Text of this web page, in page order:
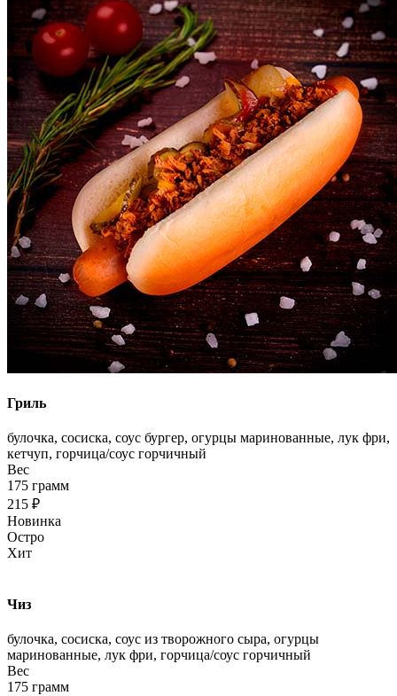
Гриль
булочка, сосиска, соус бургер, огурцы маринованные, лук фри,
кетчуп, горчица/соус горчичный
Вес
175 грамм
215 ₽
Новинка
Остро
Хит
Чиз
булочка, сосиска, соус из творожного сыра, огурцы
маринованные, лук фри, горчица/соус горчичный
Вес
175 грамм